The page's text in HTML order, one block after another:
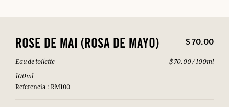
ROSE DE MAI (ROSA DE MAYO) $ 70.00
Eau de toilette
100ml
Referencia : RM100
$ 70.00 / 100ml